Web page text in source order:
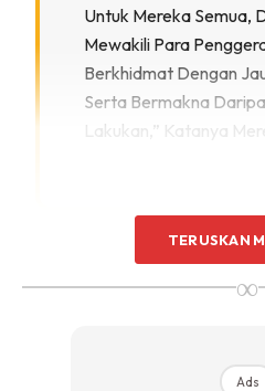
Untuk Mereka Semua,
Mewakili Para
Berkhidmat Dengan
Serta Bermakna
Lakukan,” Katanya
Anugerah tersebutTERUSKAN
∞
Ads